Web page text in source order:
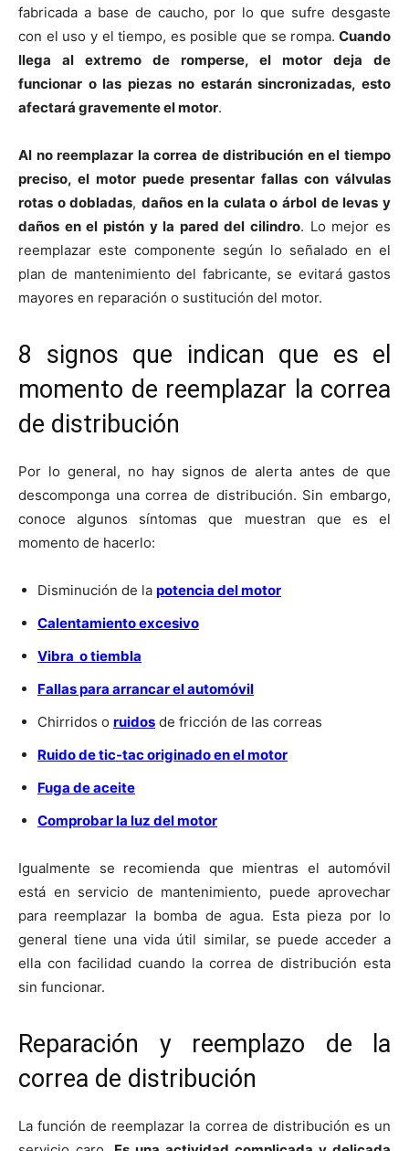
fabricada a base de caucho, por lo que sufre desgaste
con el uso y el tiempo, es posible que se rompa. Cuando
llega al extremo de romperse, el motor deja de
funcionar o las piezas no estarán sincronizadas, esto
afectará gravemente el motor.
Al no reemplazar la correa de distribución en el tiempo
preciso, el motor puede presentar fallas con válvulas
rotas o dobladas, daños en la culata o árbol de levas y
daños en el pistón y la pared del cilindro. Lo mejor es
reemplazar este componente según lo señalado en el
plan de mantenimiento del fabricante, se evitará gastos
mayores en reparación o sustitución del motor.
8 signos que indican que es el
momento de reemplazar la correa
de distribución
Por lo general, no hay signos de alerta antes de que
descomponga una correa de distribución. Sin embargo,
conoce algunos síntomas que muestran que es el
momento de hacerlo:
Disminución de la potencia del motor
Calentamiento excesivo
Vibra o tiembla
Fallas para arrancar el automóvil
Chirridos o ruidos de fricción de las correas
Ruido de tic-tac originado en el motor
Fuga de aceite
Comprobar la luz del motor
Igualmente se recomienda que mientras el automóvil
está en servicio de mantenimiento, puede aprovechar
para reemplazar la bomba de agua. Esta pieza por lo
general tiene una vida útil similar, se puede acceder a
ella con facilidad cuando la correa de distribución esta
sin funcionar.
Reparación y reemplazo de la
correa de distribución
La función de reemplazar la correa de distribución es un